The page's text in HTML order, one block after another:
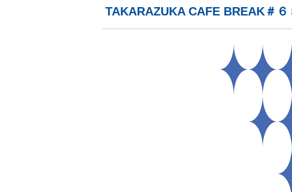
TAKARAZUKA CAFE BREAK＃６